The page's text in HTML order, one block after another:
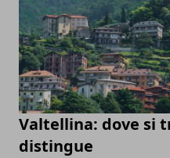
Valtellina: dove si
distingue